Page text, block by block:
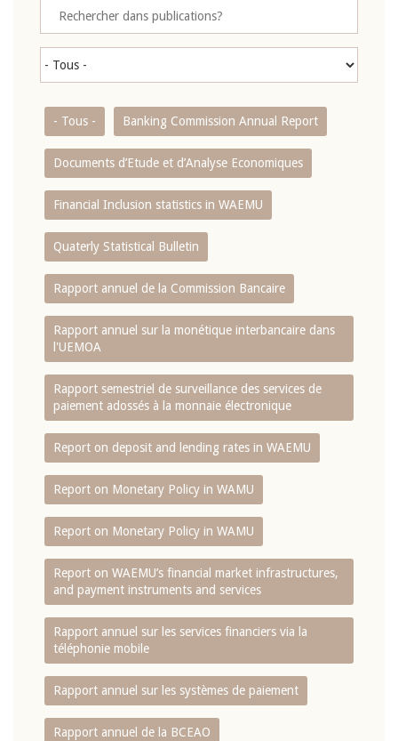
- Tous - Banking Commission Annual Report
Documents d’Etude et d’Analyse Economiques
Financial Inclusion statistics in WAEMU
Quaterly Statistical Bulletin
Rapport annuel de la Commission Bancaire
Rapport annuel sur la monétique interbancaire dans
l'UEMOA
Rapport semestriel de surveillance des services de
paiement adossés à la monnaie électronique
Report on deposit and lending rates in WAEMU
Report on Monetary Policy in WAMU
Report on Monetary Policy in WAMU
Report on WAEMU’s financial market infrastructures,
and payment instruments and services
Rapport annuel sur les services financiers via la
téléphonie mobile
Rapport annuel sur les systèmes de paiement
Rapport annuel de la BCEAO